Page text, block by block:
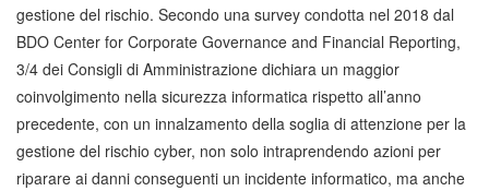
gestione del rischio. Secondo una survey condotta nel 2018 dal
BDO Center for Corporate Governance and Financial Reporting,
3/4 dei Consigli di Amministrazione dichiara un maggior
coinvolgimento nella sicurezza informatica rispetto all’anno
precedente, con un innalzamento della soglia di attenzione per la
gestione del rischio cyber, non solo intraprendendo azioni per
riparare ai danni conseguenti un incidente informatico, ma anche